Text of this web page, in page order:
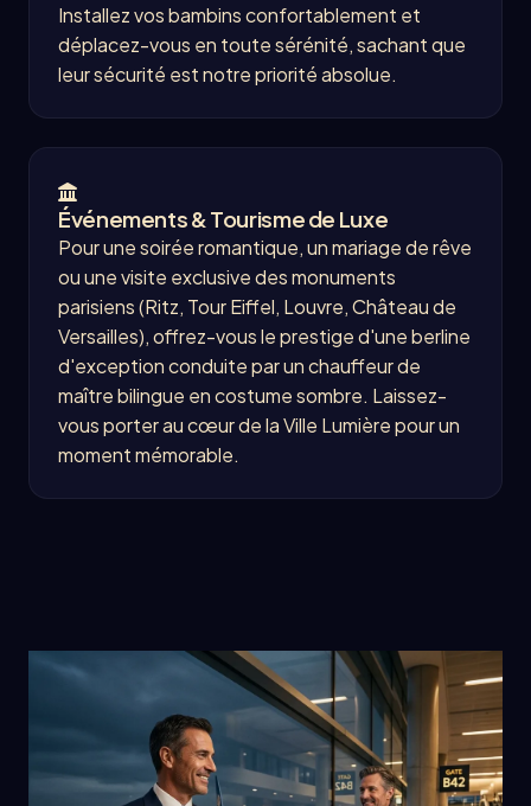
Installez vos bambins confortablement et
déplacez-vous en toute sérénité, sachant que
leur sécurité est notre priorité absolue.
Événements & Tourisme de Luxe
Pour une soirée romantique, un mariage de rêve
ou une visite exclusive des monuments
parisiens (Ritz, Tour Eiffel, Louvre, Château de
Versailles), offrez-vous le prestige d'une berline
d'exception conduite par un chauffeur de
maître bilingue en costume sombre. Laissez-
vous porter au cœur de la Ville Lumière pour un
moment mémorable.